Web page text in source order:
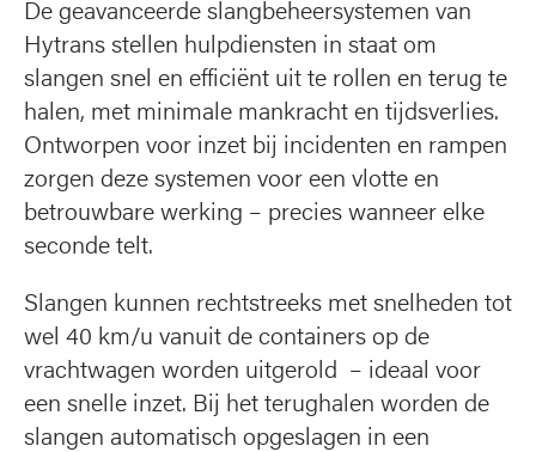
De geavanceerde slangbeheersystemen van
Hytrans stellen hulpdiensten in staat om
slangen snel en efficiënt uit te rollen en terug te
halen, met minimale mankracht en tijdsverlies.
Ontworpen voor inzet bij incidenten en rampen
zorgen deze systemen voor een vlotte en
betrouwbare werking – precies wanneer elke
seconde telt.
Slangen kunnen rechtstreeks met snelheden tot
wel 40 km/u vanuit de containers op de
vrachtwagen worden uitgerold – ideaal voor
een snelle inzet. Bij het terughalen worden de
slangen automatisch opgeslagen in een